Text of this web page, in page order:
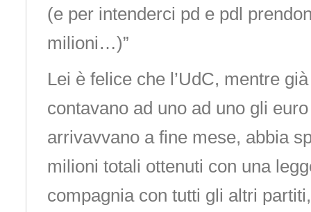
(e per intenderci pd e pdl
milioni…)”
Lei è felice che l’UdC, mentre
contavano ad uno ad uno gli
arrivavvano a fine mese, abbia
milioni totali ottenuti con una
compagnia con tutti gli altri